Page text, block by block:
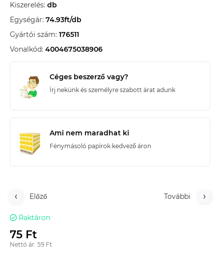
Kiszerelés: db
Egységár: 74.93ft/db
Gyártói szám: 176511
Vonalkód: 4004675038906
Céges beszerző vagy?
Írj nekünk és személyre szabott árat adunk
Ami nem maradhat ki
Fénymásoló papírok kedvező áron
Előző További
Raktáron
75 Ft
Nettó ár: 59 Ft